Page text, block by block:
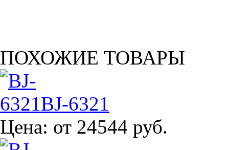
ПОХОЖИЕ ТОВАРЫ
BJ-6321
Цена: от 24544 руб.